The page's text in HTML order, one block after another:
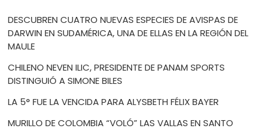
DESCUBREN CUATRO NUEVAS ESPECIES DE AVISPAS DE
DARWIN EN SUDAMÉRICA, UNA DE ELLAS EN LA REGIÓN DEL
MAULE
CHILENO NEVEN ILIC, PRESIDENTE DE PANAM SPORTS
DISTINGUIÓ A SIMONE BILES
LA 5° FUE LA VENCIDA PARA ALYSBETH FÉLIX BAYER
MURILLO DE COLOMBIA “VOLÓ” LAS VALLAS EN SANTO